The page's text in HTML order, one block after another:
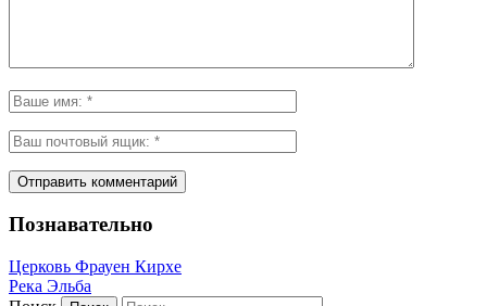
Познавательно
Церковь Фрауен Кирхе
Река Эльба